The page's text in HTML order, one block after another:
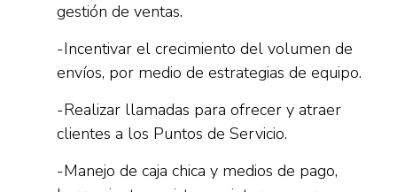
gestión de ventas.
-Incentivar el crecimiento del volumen de
envíos, por medio de estrategias de equipo.
-Realizar llamadas para ofrecer y atraer
clientes a los Puntos de Servicio.
-Manejo de caja chica y medios de pago,